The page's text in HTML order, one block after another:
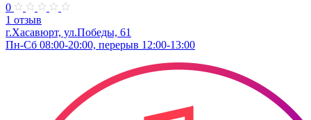
0
1 отзыв
г.Хасавюрт, ул.Победы, 61
Пн-Сб 08:00-20:00, перерыв 12:00-13:00